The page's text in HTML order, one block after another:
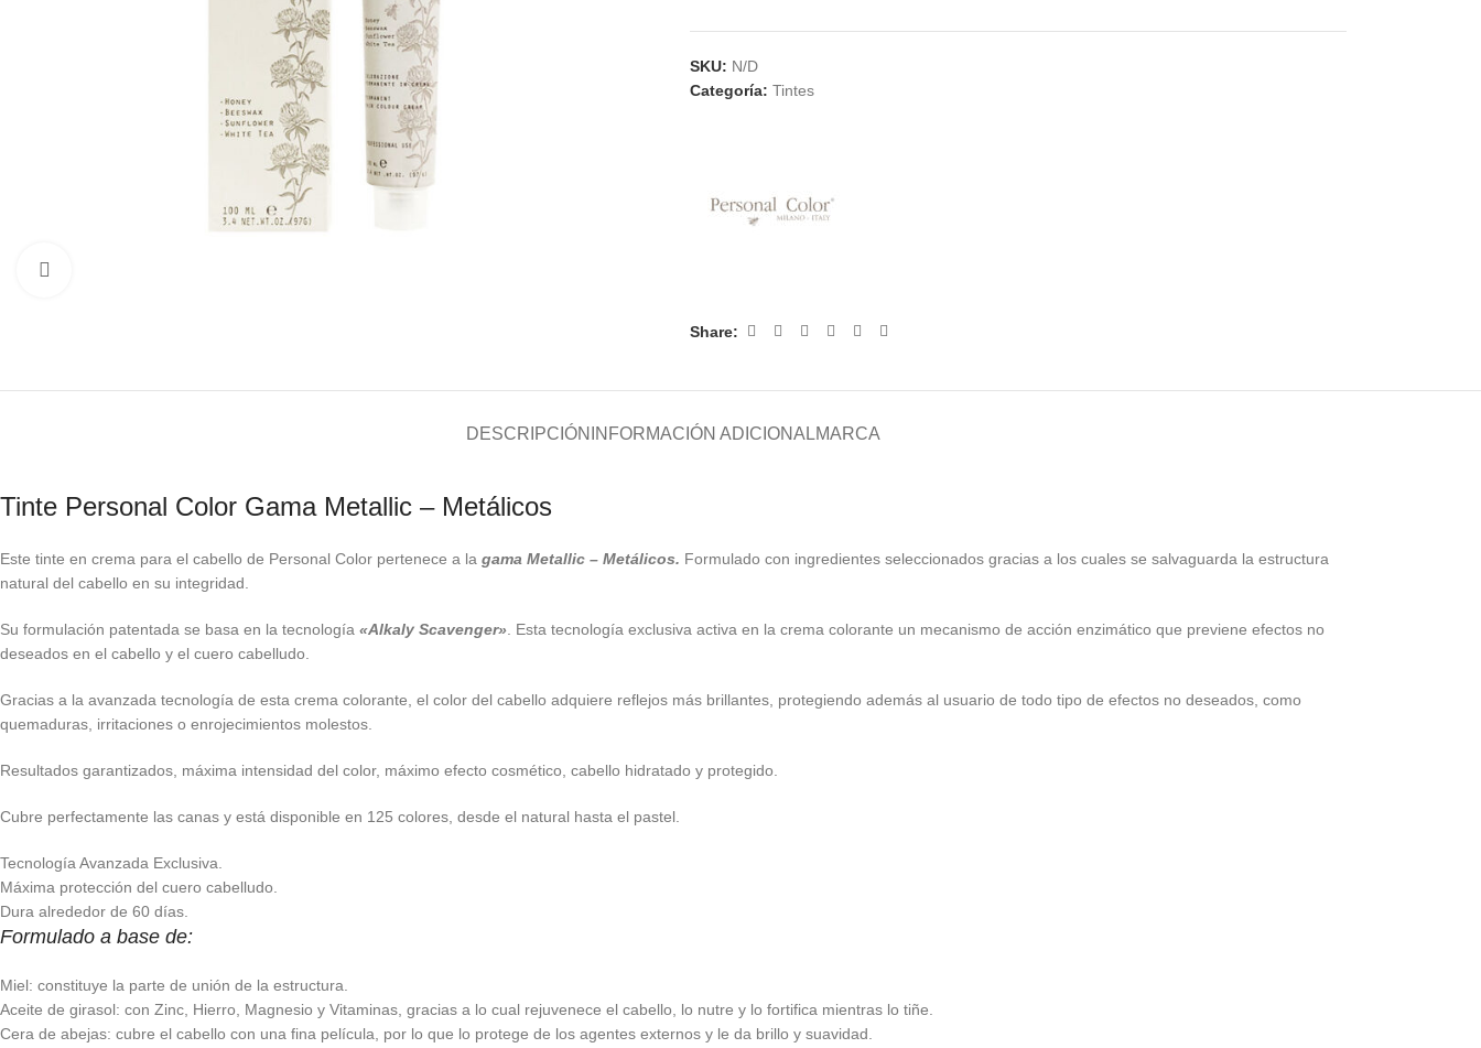
SKU: N/D
Categoría: Tintes
Share:
DESCRIPCIÓN INFORMACIÓN ADICIONALMARCA
Tinte Personal Color Gama Metallic – Metálicos
Este tinte en crema para el cabello de Personal Color pertenece a la gama Metallic – Metálicos. Formulado con ingredientes seleccionados gracias a los cuales se salvaguarda la estructura
natural del cabello en su integridad.
Su formulación patentada se basa en la tecnología «Alkaly Scavenger» . Esta tecnología exclusiva activa en la crema colorante un mecanismo de acción enzimático que previene efectos no
deseados en el cabello y el cuero cabelludo.
Gracias a la avanzada tecnología de esta crema colorante, el color del cabello adquiere reflejos más brillantes, protegiendo además al usuario de todo tipo de efectos no deseados, como
quemaduras, irritaciones o enrojecimientos molestos.
Resultados garantizados, máxima intensidad del color, máximo efecto cosmético, cabello hidratado y protegido.
Cubre perfectamente las canas y está disponible en 125 colores, desde el natural hasta el pastel.
Tecnología Avanzada Exclusiva.
Máxima protección del cuero cabelludo.
Dura alrededor de 60 días.
Formulado a base de:
Miel: constituye la parte de unión de la estructura.
Aceite de girasol: con Zinc, Hierro, Magnesio y Vitaminas, gracias a lo cual rejuvenece el cabello, lo nutre y lo fortifica mientras lo tiñe.
Cera de abejas: cubre el cabello con una fina película, por lo que lo protege de los agentes externos y le da brillo y suavidad.